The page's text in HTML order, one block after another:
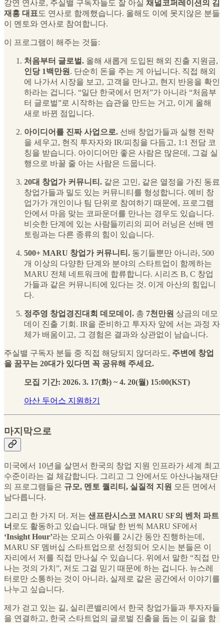
강연 연사로, 주실밸 구독자들도 잘 아실 채널코퍼레이션의 김
재홍 대표 도 연사로 함께했습니다. 올해도 이에 못지않은 분들
이 멘토와 연사로 참여합니다.
이 프로그램이 해주는 것들:
처음부터 글로벌. 올해 새롭게 도입된 해외 진출 지원금,
인당 1백만원 . 단순히 돈을 주는 게 아닙니다. 직접 해외
에 나가서 시장을 보고, 고객을 만나고, 현지 반응을 확인
하라는 겁니다. “일단 한국에서 먼저”가 아니라 “처음부
터 글로벌”로 시작하는 습관을 만드는 거고, 이게 올해
새로 바뀐 점입니다.
아이디어를 진짜 사업으로. 선배 창업가들과 실행 전략
을 세우고, 현직 투자자와 IR/피칭을 다듬고, 1:1 전담 코
칭을 받습니다. 아이디어만 좋은 사람은 많은데, 그걸 실
행으로 바꿀 줄 아는 사람은 드뭅니다.
20대 창업가 커뮤니티. 같은 고민, 같은 열정을 가진 동료
창업가들과 밀도 있는 커뮤니티를 형성합니다. 예비 창
업가가 개인이나 팀 단위로 참여하기 때문에, 프로그램
안에서 마음 맞는 코파운더를 만나는 경우도 있습니다.
비슷한 단계에 있는 사람들끼리의 피어 러닝은 선배 멘
토링과는 다른 종류의 힘이 있습니다.
500+ MARU 창업가 커뮤니티. 동기들뿐만 아니라, 500
개 이상의 다양한 단계와 분야의 스타트업이 함께하는
MARU 전체 네트워크에 합류합니다. 시리즈 B, C 창업
가들과 같은 커뮤니티에 있다는 것. 이게 아산의 힘입니
다.
정주영 창업경진대회 데모데이. 총 7천만원 상금의 데모
데이 진출 기회. IR을 준비하고 투자자 앞에 서는 과정 자
체가 배움이고, 그 경험은 결과와 상관없이 남습니다.
주실밸 구독자 분들 중 직접 해당되지 않더라도, 주변에 창업
을 꿈꾸는 20대가 있다면 꼭 공유해 주세요.
모집 기간: 2026. 3. 17(화) ~ 4. 20(월) 15:00(KST)
아산 두어스 지원하기
마지막으로
미국에서 10년을 살면서 한국의 창업 지원 인프라가 세계 최고
수준이라는 걸 체감합니다. 그리고 그 안에서도 아산나눔재단
의 프로그램들은 규모, 멘토 퀄리티, 실질적 지원 모든 면에서
남다릅니다.
그리고 한 가지 더. 저는 샌프란시스코 MARU SF의 벤처 파트
너 로도 활동하고 있습니다. 매달 한 번씩 MARU SF에서
‘Insight Hour’라는 오피스 아워를 2시간 동안 진행하는데,
MARU SF 멤버십 스타트업으로 선정되어 오시는 분들은 이
자리에서 저를 직접 만나실 수 있습니다. 위에서 말한 “직접 만
나는 것의 가치”, 저도 그걸 믿기 때문에 하는 겁니다. 뉴스레
터로만 소통하는 것이 아니라, 실제로 같은 공간에서 이야기를
나누고 싶습니다.
제가 걷고 있는 길, 실리콘밸리에서 한국 창업가들과 투자자들
을 연결하고, 한국 스타트업의 글로벌 진출을 돕는 이 길을 함